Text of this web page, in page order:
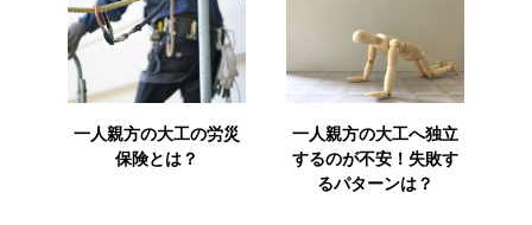
一人親方の大工の労災
保険とは？
一人親方の大工へ独立
するのが不安！失敗す
るパターンは？